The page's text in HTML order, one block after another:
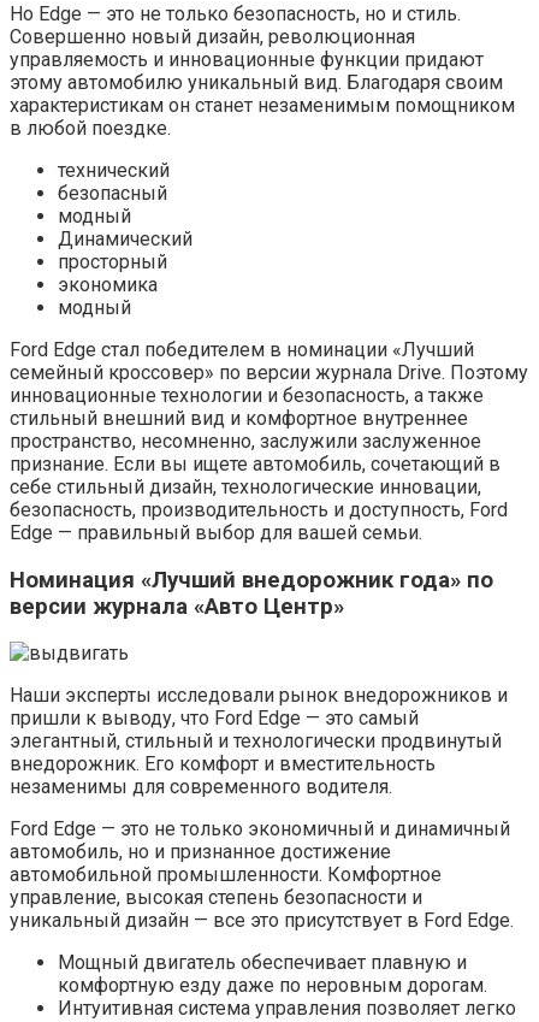
Но Edge — это не только безопасность, но и стиль.
Совершенно новый дизайн, революционная
управляемость и инновационные функции придают
этому автомобилю уникальный вид. Благодаря своим
характеристикам он станет незаменимым помощником
в любой поездке.
технический
безопасный
модный
Динамический
просторный
экономика
модный
Ford Edge стал победителем в номинации «Лучший
семейный кроссовер» по версии журнала Drive. Поэтому
инновационные технологии и безопасность, а также
стильный внешний вид и комфортное внутреннее
пространство, несомненно, заслужили заслуженное
признание. Если вы ищете автомобиль, сочетающий в
себе стильный дизайн, технологические инновации,
безопасность, производительность и доступность, Ford
Edge — правильный выбор для вашей семьи.
Номинация «Лучший внедорожник года» по
версии журнала «Авто Центр»
Наши эксперты исследовали рынок внедорожников и
пришли к выводу, что Ford Edge — это самый
элегантный, стильный и технологически продвинутый
внедорожник. Его комфорт и вместительность
незаменимы для современного водителя.
Ford Edge — это не только экономичный и динамичный
автомобиль, но и признанное достижение
автомобильной промышленности. Комфортное
управление, высокая степень безопасности и
уникальный дизайн — все это присутствует в Ford Edge.
Мощный двигатель обеспечивает плавную и
комфортную езду даже по неровным дорогам.
Интуитивная система управления позволяет легко